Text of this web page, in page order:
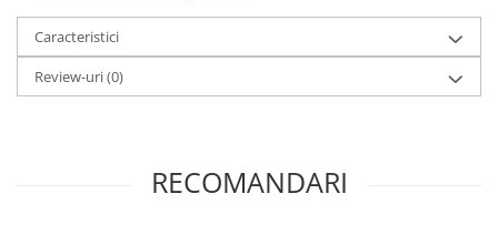
Caracteristici
Review-uri(0)
RECOMANDARI